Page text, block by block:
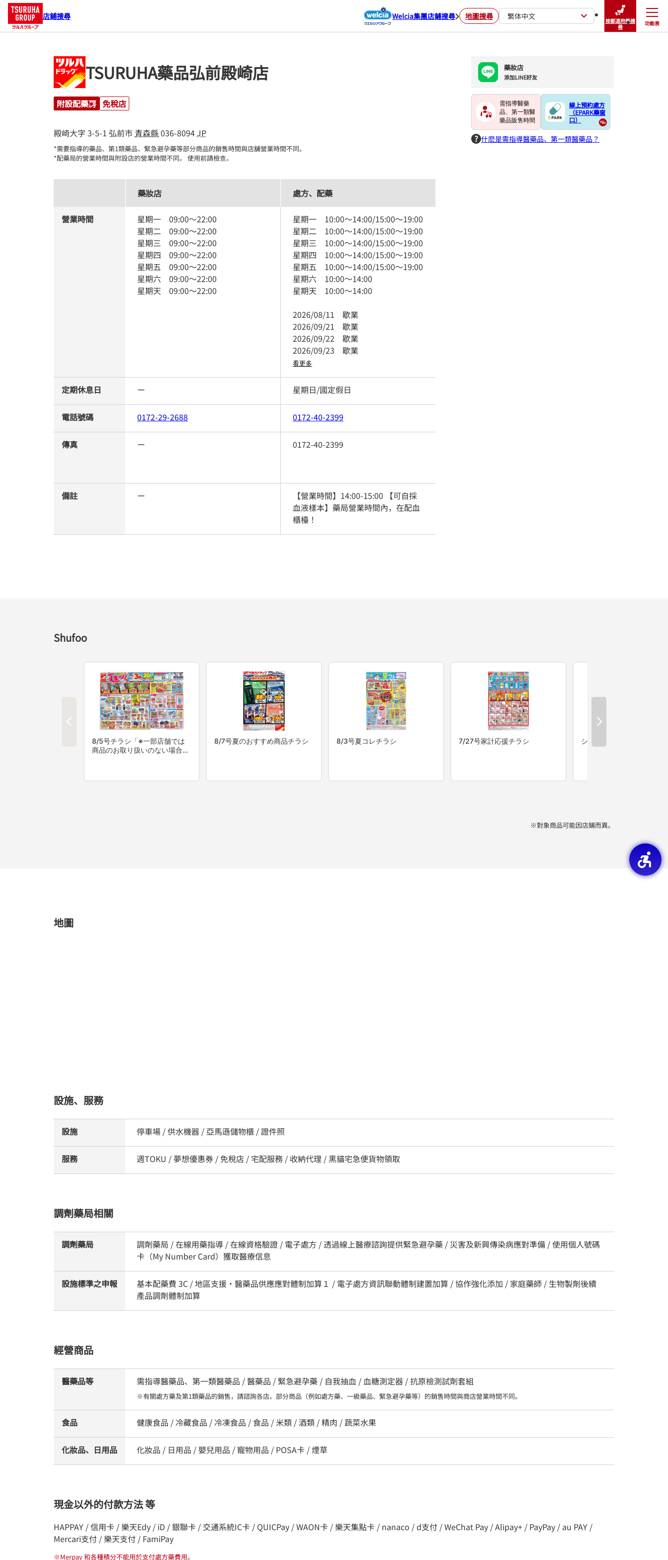
店鋪搜尋 Welcia集團店鋪搜尋 地圖搜尋 繁体中文
按都道府縣搜
尋
功能表
關閉
TSURUHA藥品弘前殿崎店
附設配藥房 免稅店
殿崎大字 3-5-1 弘前市 青森縣036-8094JP
*需要指導的藥品、第1類藥品、緊急避孕藥等部分商品的銷售時間與店舖營業時間不同。
*配藥局的營業時間與附設店的營業時間不同。 使用前請檢查。
藥妝店
添加LINE好友
需指導醫藥
品、第一類醫
藥品販售時間
線上預約處方
（EPARK藥窗
口）
什麽是需指導醫藥品、第一類醫藥品？
Shufoo
※對象商品可能因店鋪而異。
藥妝店 處方、配藥
營業時間 星期一 09:00～22:00
星期二 09:00～22:00
星期三 09:00～22:00
星期四 09:00～22:00
星期五 09:00～22:00
星期六 09:00～22:00
星期天 09:00～22:00
星期一 10:00～14:00/15:00～19:00
星期二 10:00～14:00/15:00～19:00
星期三 10:00～14:00/15:00～19:00
星期四 10:00～14:00/15:00～19:00
星期五 10:00～14:00/15:00～19:00
星期六 10:00～14:00
星期天 10:00～14:00
2026/08/11 歇業
2026/09/21 歇業
2026/09/22 歇業
2026/09/23 歇業
看更多
定期休息日 ー 星期日/國定假日
電話號碼 0172-29-2688 0172-40-2399
傳真 ー 0172-40-2399
備註 ー
【營業時間】14:00-15:00 【可自採
血液樣本】藥局營業時間內，在配血
櫃檯！
地圖
設施、服務
設施 停車場 / 供水機器 / 亞馬遜儲物櫃 / 證件照
服務 週TOKU / 夢想優惠券 / 免稅店 / 宅配服務 / 收納代理 / 黑貓宅急便貨物領取
調劑藥局相關
調劑藥局
調劑藥局 / 在線用藥指導 / 在線資格驗證 / 電子處方 / 透過線上醫療諮詢提供緊急避孕藥 / 災害及新興傳染病應對準備 / 使用個人號碼
卡（My Number Card）獲取醫療信息
設施標準之申報
基本配藥費 3C / 地區支援・醫藥品供應應對體制加算１ / 電子處方資訊聯動體制建置加算 / 協作強化添加 / 家庭藥師 / 生物製劑後續
產品調劑體制加算
經營商品
醫藥品等 需指導醫藥品、第一類醫藥品 / 醫藥品 / 緊急避孕藥 / 自我抽血 / 血糖測定器 / 抗原檢測試劑套組
※有關處方藥及第1類藥品的銷售，請諮詢各店。部分商品（例如處方藥、一級藥品、緊急避孕藥等）的銷售時間與商店營業時間不同。
食品 健康食品 / 冷藏食品 / 冷凍食品 / 食品 / 米類 / 酒類 / 精肉 / 蔬菜水果
化妝品、日用品 化妝品 / 日用品 / 嬰兒用品 / 寵物用品 / POSA卡 / 煙草
現金以外的付款方法 等
HAPPAY / 信用卡 / 樂天Edy / iD / 銀聯卡 / 交通系統IC卡 / QUICPay / WAON卡 / 樂天集點卡 / nanaco / d支付 / WeChat Pay / Alipay+ / PayPay / au PAY /
Mercari支付 / 樂天支付 / FamiPay
※Merpay 和各種積分不能用於支付處方藥費用。